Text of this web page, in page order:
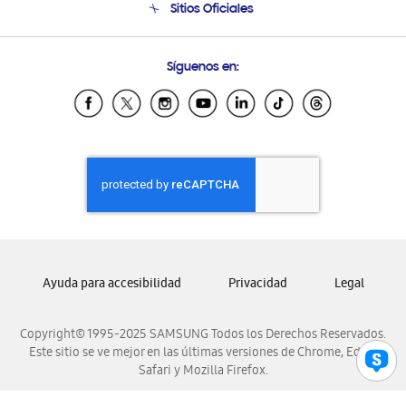
Condiciones de Compra
Soporte vía eMail
Sitios Oficiales
Samsung Ecuador
Samsung El Salvador
Samsung Honduras
Samsung Nicaragua
Samsung Panamá
Samsung Venezuela
Síguenos en:
Copyright© 1995-2025 SAMSUNG Todos los Derechos Reservados.
Este sitio se ve mejor en las últimas versiones de Chrome, Edge,
Safari y Mozilla Firefox.
Ayuda para accesibilidad Privacidad Legal